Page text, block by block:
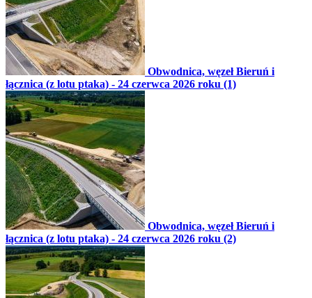
Obwodnica, węzeł Bieruń i
łącznica (z lotu ptaka) - 24 czerwca 2026 roku (1)
Obwodnica, węzeł Bieruń i
łącznica (z lotu ptaka) - 24 czerwca 2026 roku (2)